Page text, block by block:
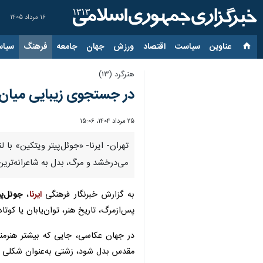
۱۶ مرداد ۱۴۰۵
عناوین‌ سیاست اقتصاد ورزش جهان جامعه فرهنگ
هنرگرد (۱۳)
در جستجوی زیبایی
۲۵ مرداد ۱۴۰۴، ۱۵:۰۶
تهران- ایرنا- «جوئل‌پیتر ویتکین»
می‌درخشد و مرگ، بدل به
به گزارش خبرنگار فرهنگیایرنا،
پس‌ازمرگ، تاریخ هنر، توان‌یابان یا
در جهان عکاسی، جایی که بیشتر
مقدس بدل شود، زشتی به‌عنوان شکلی